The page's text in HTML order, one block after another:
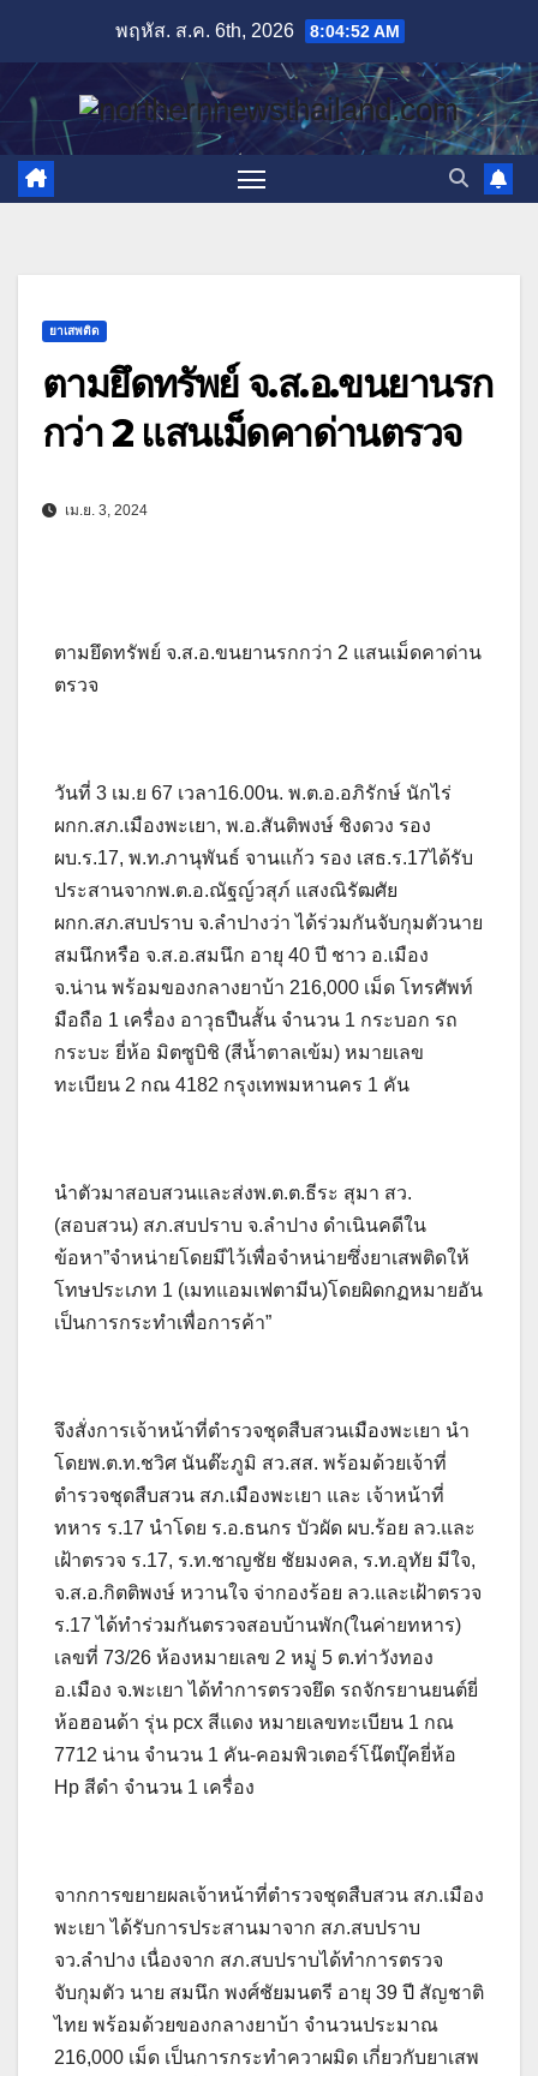
content
พฤหัส. ส.ค. 6th, 2026 8:04:53 AM
ยาเสพติด
ตามยึดทรัพย์ จ.ส.อ.ขนยานรก
กว่า 2 แสนเม็ดคาด่านตรวจ
เม.ย. 3, 2024
ตามยึดทรัพย์ จ.ส.อ.ขนยานรกกว่า 2 แสนเม็ดคาด่าน
ตรวจ
วันที่ 3 เม.ย 67 เวลา16.00น. พ.ต.อ.อภิรักษ์ นักไร่
ผกก.สภ.เมืองพะเยา, พ.อ.สันติพงษ์ ชิงดวง รอง
ผบ.ร.17, พ.ท.ภานุพันธ์ จานแก้ว รอง เสธ.ร.17ได้รับ
ประสานจากพ.ต.อ.ณัฐญ์วสุภ์ แสงณิรัฒศัย
ผกก.สภ.สบปราบ จ.ลำปางว่า ได้ร่วมกันจับกุมตัวนาย
สมนึกหรือ จ.ส.อ.สมนึก อายุ 40 ปี ชาว อ.เมือง
จ.น่าน พร้อมของกลางยาบ้า 216,000 เม็ด โทรศัพท์
มือถือ 1 เครื่อง อาวุธปืนสั้น จำนวน 1 กระบอก รถ
กระบะ ยี่ห้อ มิตซูบิชิ (สีน้ำตาลเข้ม) หมายเลข
ทะเบียน 2 กณ 4182 กรุงเทพมหานคร 1 คัน
นำตัวมาสอบสวนและส่งพ.ต.ต.ธีระ สุมา สว.
(สอบสวน) สภ.สบปราบ จ.ลำปาง ดำเนินคดีใน
ข้อหา”จำหน่ายโดยมีไว้เพื่อจำหน่ายซึ่งยาเสพติดให้
โทษประเภท 1 (เมทแอมเฟตามีน)โดยผิดกฏหมายอัน
เป็นการกระทำเพื่อการค้า”
จึงสั่งการเจ้าหน้าที่ตำรวจชุดสืบสวนเมืองพะเยา นำ
โดยพ.ต.ท.ชวิศ นันต๊ะภูมิ สว.สส. พร้อมด้วยเจ้าที่
ตำรวจชุดสืบสวน สภ.เมืองพะเยา และ เจ้าหน้าที่
ทหาร ร.17 นำโดย ร.อ.ธนกร บัวผัด ผบ.ร้อย ลว.และ
เฝ้าตรวจ ร.17, ร.ท.ชาญชัย ชัยมงคล, ร.ท.อุทัย มีใจ,
จ.ส.อ.กิตติพงษ์ หวานใจ จ่ากองร้อย ลว.และเฝ้าตรวจ
ร.17 ได้ทำร่วมกันตรวจสอบบ้านพัก(ในค่ายทหาร)
เลขที่ 73/26 ห้องหมายเลข 2 หมู่ 5 ต.ท่าวังทอง
อ.เมือง จ.พะเยา ได้ทำการตรวจยึด รถจักรยานยนต์ยี่
ห้อฮอนด้า รุ่น pcx สีแดง หมายเลขทะเบียน 1 กณ
7712 น่าน จำนวน 1 คัน-คอมพิวเตอร์โน๊ตบุ๊คยี่ห้อ
Hp สีดำ จำนวน 1 เครื่อง
จากการขยายผลเจ้าหน้าที่ตำรวจชุดสืบสวน สภ.เมือง
พะเยา ได้รับการประสานมาจาก สภ.สบปราบ
จว.ลำปาง เนื่องจาก สภ.สบปราบได้ทำการตรวจ
จับกุมตัว นาย สมนึก พงศ์ชัยมนตรี อายุ 39 ปี สัญชาติ
ไทย พร้อมด้วยของกลางยาบ้า จำนวนประมาณ
216,000 เม็ด เป็นการกระทำควาผมิด เกี่ยวกับยาเสพ